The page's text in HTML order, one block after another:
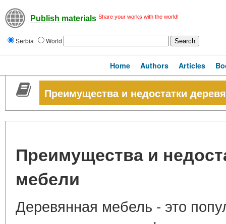
Publish materials Share your works with the world!
Serbia World
Home Authors Articles
Преимущества и недостатки
Преимущества и
мебели
Деревянная мебель - это